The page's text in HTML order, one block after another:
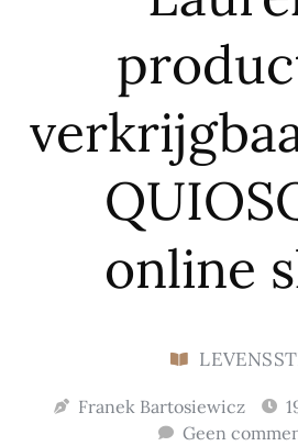
online
Franek Bartosiewicz
Geen